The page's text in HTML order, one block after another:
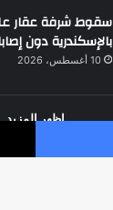
سقوط شرفة عقار
بالإسكندرية دون
10 أغسطس، 2026
اظهر المزيد
‫X